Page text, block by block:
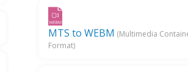
MTS to WEBM (Multimedia
Format)